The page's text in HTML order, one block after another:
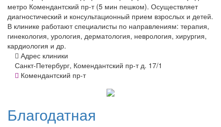
метро Комендантский пр-т (5 мин пешком). Осуществляет
диагностический и консультационный прием взрослых и детей.
В клинике работают специалисты по направлениям: терапия,
гинекология, урология, дерматология, неврология, хирургия,
кардиология и др.
Адрес клиники
Санкт-Петербург, Комендантский пр-т д. 17/1
Комендантский пр-т
Благодатная